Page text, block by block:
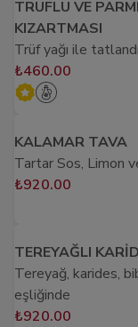
TRÜFLÜ VE
KIZARTMASI
Trüf yağı ile
₺460.00
KALAMAR TAVA
Tartar Sos, Limon
₺920.00
TEREYAĞLI
Tereyağ, karides,
eşliğinde
₺920.00